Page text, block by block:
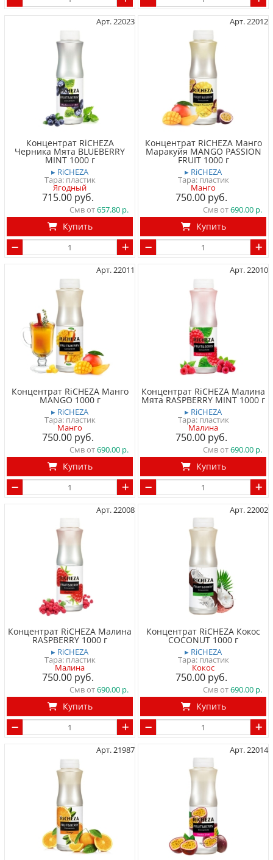
Арт. 22023
Концентрат RiCHEZA
Черника Мята BLUEBERRY
MINT 1000 г
▸ RiCHEZA
Тара: пластик
Ягодный
715.00
Смв от657.80
Купить
Арт. 22012
Концентрат RiCHEZA Манго
Маракуйя MANGO PASSION
FRUIT 1000 г
▸ RiCHEZA
Тара: пластик
Манго
750.00
Смв от690.00
Купить
Арт. 22011
Концентрат RiCHEZA Манго
MANGO 1000 г
▸ RiCHEZA
Тара: пластик
Манго
750.00
Смв от690.00
Купить
Арт. 22010
Концентрат RiCHEZA Малина
Мята RASPBERRY MINT 1000 г
▸ RiCHEZA
Тара: пластик
Малина
750.00
Смв от690.00
Купить
Арт. 22008
Концентрат RiCHEZA Малина
RASPBERRY 1000 г
▸ RiCHEZA
Тара: пластик
Малина
750.00
Смв от690.00
Купить
Арт. 22002
Концентрат RiCHEZA Кокос
COCONUT 1000 г
▸ RiCHEZA
Тара: пластик
Кокос
750.00
Смв от690.00
Купить
Арт. 21987 Арт. 22014